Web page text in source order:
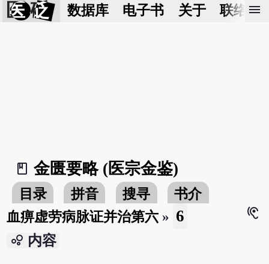
医 砭 数据库 电子书 关于 联络我
menu
book_2
金匮要略 (医宗金鉴)
目录 拼音 搜寻
书介
血痹虚劳病脉证并治第六 » 6
hearing
bubble_chart 内容